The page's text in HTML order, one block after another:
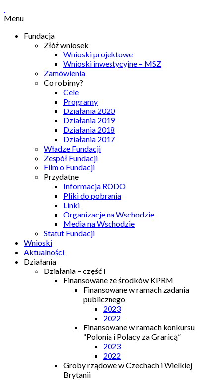
Menu
Fundacja
Złóż wniosek
Wnioski projektowe
Wnioski inwestycyjne – MSZ
Zamówienia
Co robimy?
Cele
Programy
Działania 2020
Działania 2019
Działania 2018
Działania 2017
Władze Fundacji
Zespół Fundacji
Film o Fundacji
Przydatne
Informacja RODO
Pliki do pobrania
Linki
Organizacje na Wschodzie
Media na Wschodzie
Statut Fundacji
Wnioski
Aktualności
Działania
Działania – część I
Finansowane ze środków KPRM
Finansowane w ramach zadania
publicznego
2023
2022
Finansowane w ramach konkursu
“Polonia i Polacy za Granicą”
2023
2022
Groby rządowe w Czechach i Wielkiej
Brytanii